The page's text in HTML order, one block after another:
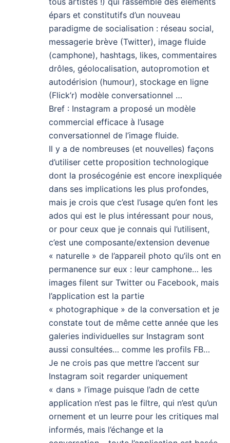
épars et constitutifs d’un nouveau
paradigme de socialisation : réseau social,
messagerie brève (Twitter), image fluide
(camphone), hashtags, likes, commentaires
drôles, géolocalisation, autopromotion et
autodérision (humour), stockage en ligne
(Flick’r) modèle conversationnel …
Bref : Instagram a proposé un modèle
commercial efficace à l’usage
conversationnel de l’image fluide.
Il y a de nombreuses (et nouvelles) façons
d’utiliser cette proposition technologique
dont la prosécogénie est encore inexpliquée
dans ses implications les plus profondes,
mais je crois que c’est l’usage qu’en font les
ados qui est le plus intéressant pour nous,
or pour ceux que je connais qui l’utilisent,
c’est une composante/extension devenue
« naturelle » de l’appareil photo qu’ils ont en
permanence sur eux : leur camphone… les
images filent sur Twitter ou Facebook, mais
l’application est la partie
« photographique » de la conversation et je
constate tout de même cette année que les
galeries individuelles sur Instagram sont
aussi consultées… comme les profils FB…
Je ne crois pas que mettre l’accent sur
Instagram soit regarder uniquement
« dans » l’image puisque l’adn de cette
application n’est pas le filtre, qui n’est qu’un
ornement et un leurre pour les critiques mal
informés, mais l’échange et la